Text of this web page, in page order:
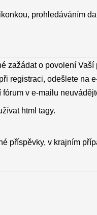
prohledáváním
zažádat o povolení Vaší
registraci, odešlete na
v e-mailu
html tagy.
příspěvky, v krajním